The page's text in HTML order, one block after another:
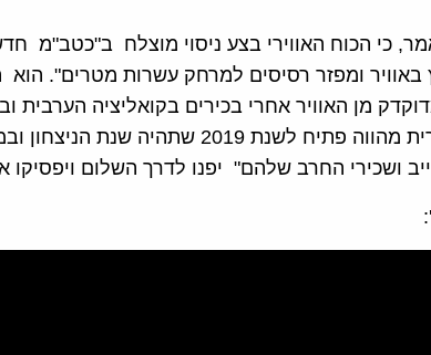
כי הכוח האווירי בצע ניסוי מוצלח ב"כטב"מ
ומפזר רסיסים למרחק עשרות מטרים". הוא
מן האוויר אחרי בכירים בקואליציה הערבית
התקיפה הספקטקולארית מהווה פתיח לשנת
ושכירי החרב שלהם" יפנו לדרך השלום ויפסיקו